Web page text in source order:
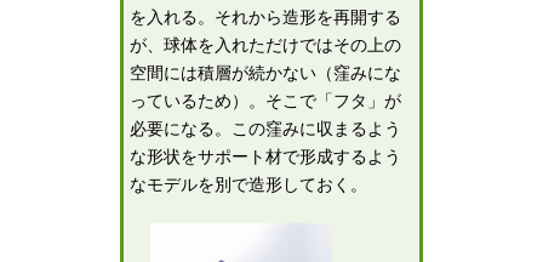
を入れる。それから造形を再開する
が、球体を入れただけではその上の
空間には積層が続かない（窪みにな
っているため）。そこで「フタ」が
必要になる。この窪みに収まるよう
な形状をサポート材で形成するよう
なモデルを別で造形しておく。